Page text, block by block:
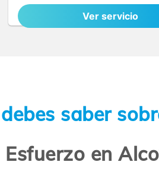
Ver servicio
saber
en